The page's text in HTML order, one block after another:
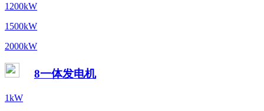
1200kW
1500kW
2000kW
8一体发电机
1kW